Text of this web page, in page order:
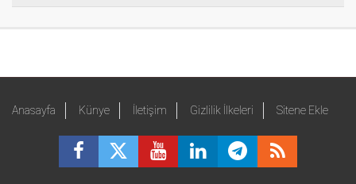
Anasayfa Künye İletişim Gizlilik İlkeleri Sitene Ekle